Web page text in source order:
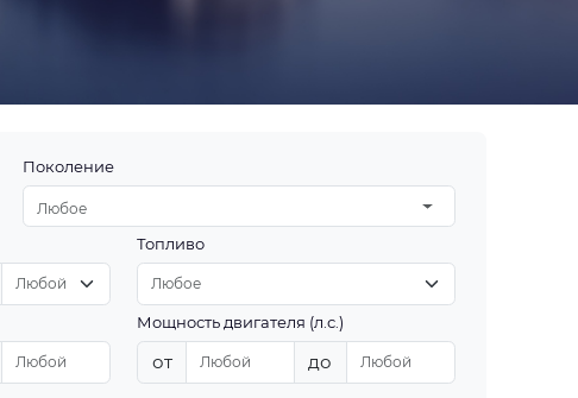
Поколение
Любое
Топливо
Мощность двигателя (л.с.)
от до